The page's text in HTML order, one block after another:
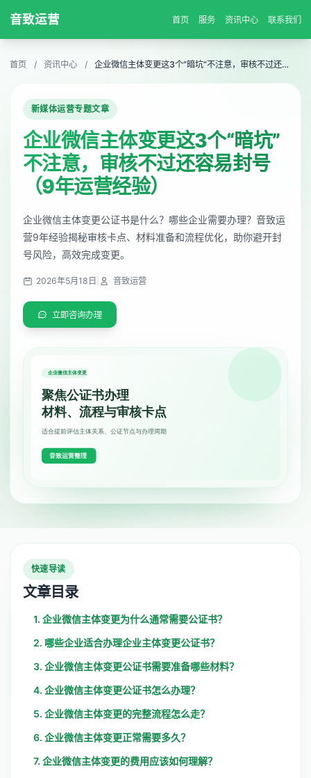
音致运营 首页 服务 资讯中心 联系我们
首页 / 资讯中心 / 企业微信主体变更这3个“暗坑”不注意，审核不过还容易封号（9年运营经验）
新媒体运营专题文章
企业微信主体变更这3个“暗坑”
不注意，审核不过还容易封号
（9年运营经验）
企业微信主体变更公证书是什么？哪些企业需要办理？音致运
营9年经验揭秘审核卡点、材料准备和流程优化，助你避开封
号风险，高效完成变更。
2026年5月18日 音致运营
立即咨询办理
快速导读
文章目录
1. 企业微信主体变更为什么通常需要公证书？
2. 哪些企业适合办理企业主体变更公证书？
3. 企业微信主体变更公证书需要准备哪些材料？
4. 企业微信主体变更公证书怎么办理？
5. 企业微信主体变更的完整流程怎么走？
6. 企业微信主体变更正常需要多久？
7. 企业微信主体变更的费用应该如何理解？